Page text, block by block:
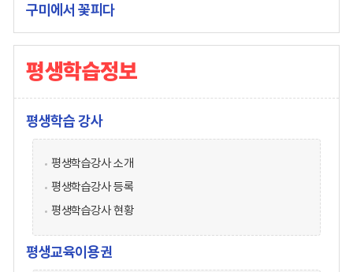
구미에서 꽃피다
평생학습정보
평생학습 강사
평생학습강사 소개
평생학습강사 등록
평생학습강사 현황
평생교육이용권